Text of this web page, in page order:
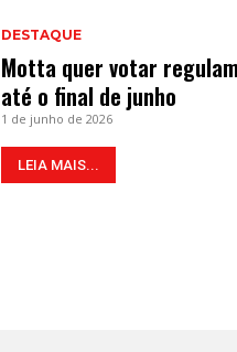
DESTAQUE
Motta quer votar
até o final de junho
1 de junho de 2026
LEIA MAIS...